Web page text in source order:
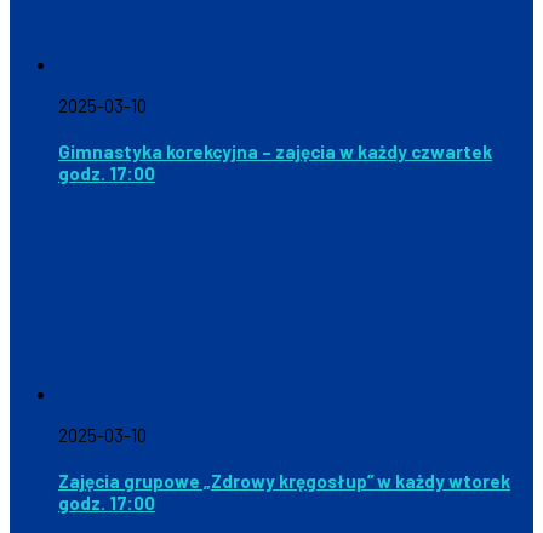
2025-03-10
Gimnastyka korekcyjna – zajęcia w każdy czwartek
godz. 17:00
2025-03-10
Zajęcia grupowe „Zdrowy kręgosłup” w każdy wtorek
godz. 17:00